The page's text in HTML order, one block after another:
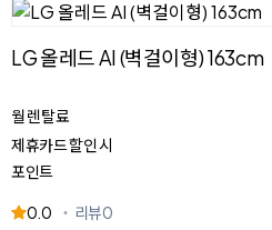
LG 올레드 AI (벽걸이형) 163cm
월 렌탈료
제휴카드 할인 시
포인트
0.0 리뷰0